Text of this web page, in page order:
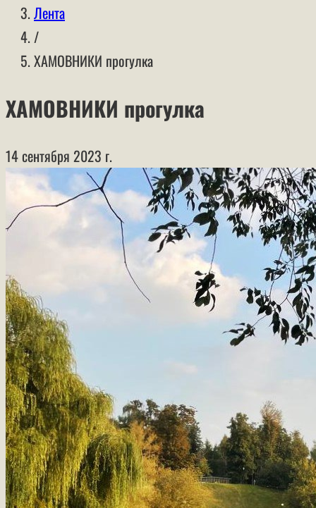
Лента
/
ХАМОВНИКИ прогулка
ХАМОВНИКИ прогулка
14 сентября 2023 г.